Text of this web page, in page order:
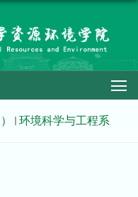
环境科学与工程系